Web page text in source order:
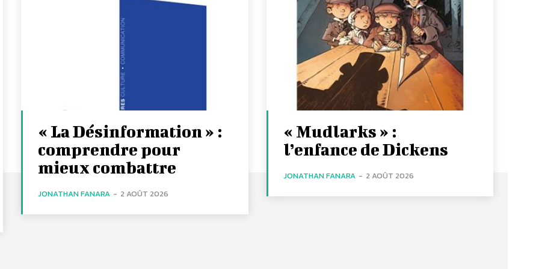
« La Désinformation » :
comprendre pour
mieux combattre
JONATHAN FANARA - 2 AOÛT 2026
« Mudlarks » :
l’enfance de Dickens
JONATHAN FANARA - 2 AOÛT 2026